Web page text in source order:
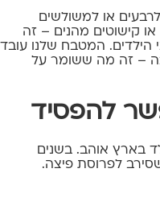
לרבעים או למשולשים
קישוטים מהנים – זה
הילדים. המטבח שלנו עובד
– זה מה ששומר על
להפסיד
בארץ אוהב. בשנים
לפרוסת פיצה.